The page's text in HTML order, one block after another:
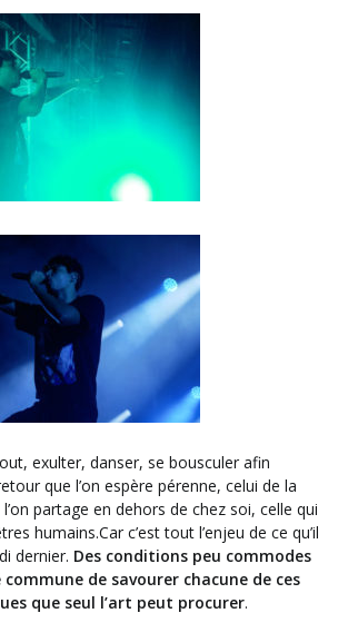
exulter, danser, se bousculer afin
que l’on espère pérenne, celui de la
partage en dehors de chez soi, celle qui
humains.Car c’est tout l’enjeu de ce qu’il
dernier. Des conditions peu commodes
de savourer chacune de ces
que seul l’art peut procurer.